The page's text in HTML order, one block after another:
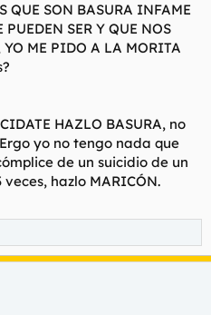
QUE SON BASURA INFAME
SER Y QUE NOS
ME PIDO A LA MORITA
HAZLO BASURA, no
yo no tengo nada que
de un suicidio de un
hazlo MARICÓN.